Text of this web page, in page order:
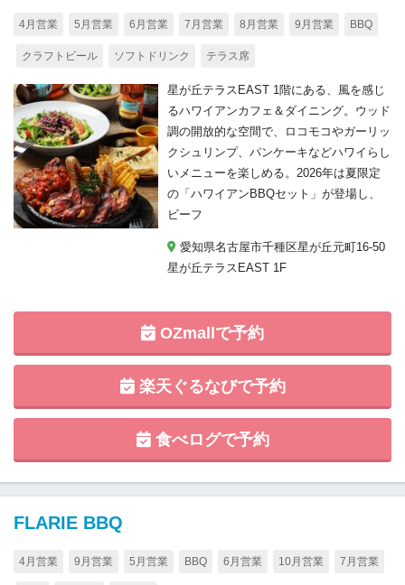
4月営業 5月営業 6月営業 7月営業 8月営業 9月営業 BBQ
クラフトビール ソフトドリンク テラス席
星が丘テラスEAST 1階にある、風を感じ
るハワイアンカフェ＆ダイニング。ウッド
調の開放的な空間で、ロコモコやガーリッ
クシュリンプ、パンケーキなどハワイらし
いメニューを楽しめる。2026年は夏限定
の「ハワイアンBBQセット」が登場し、
ビーフ
愛知県名古屋市千種区星が丘元町16-50
星が丘テラスEAST 1F
OZmallで予約
楽天ぐるなびで予約
食べログで予約
FLARIE BBQ
4月営業 9月営業 5月営業 BBQ 6月営業 10月営業 7月営業